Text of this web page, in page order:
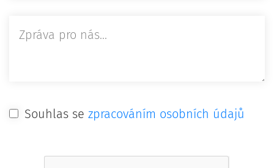
Souhlas se zpracováním osobních údajů